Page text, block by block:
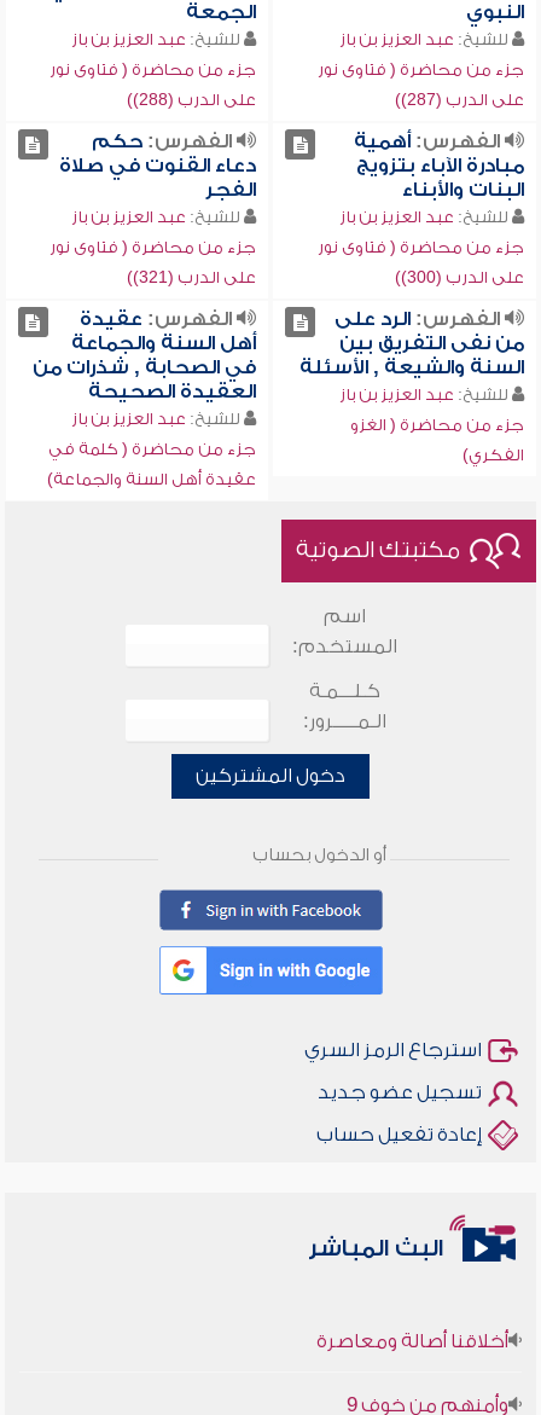
النبوي
للشيخ: عبد العزيز بن باز
جزء من محاضرة ( فتاوى نور
على الدرب (287))
الجمعة
للشيخ: عبد العزيز بن باز
جزء من محاضرة ( فتاوى نور
على الدرب (288))
الفهرس:أهمية
مبادرة الآباء بتزويج
البنات والأبناء
للشيخ: عبد العزيز بن باز
جزء من محاضرة ( فتاوى نور
على الدرب (300))
الفهرس:حكم
دعاء القنوت في صلاة
الفجر
للشيخ: عبد العزيز بن باز
جزء من محاضرة ( فتاوى نور
على الدرب (321))
الفهرس:الرد على
من نفى التفريق بين
السنة والشيعة , الأسئلة
للشيخ: عبد العزيز بن باز
جزء من محاضرة ( الغزو
الفكري)
الفهرس: عقيدة
أهل السنة والجماعة
في الصحابة , شذرات من
العقيدة الصحيحة
للشيخ: عبد العزيز بن باز
جزء من محاضرة ( كلمة في
عقيدة أهل السنة والجماعة)
مكتبتك الصوتية
اسم
المستخدم:
كـلـــمـة
الـمـــــرور:
دخول المشتركين
أو الدخول بحساب
استرجاع الرمز السري
تسجيل عضو جديد
إعادة تفعيل حساب
البث المباشر